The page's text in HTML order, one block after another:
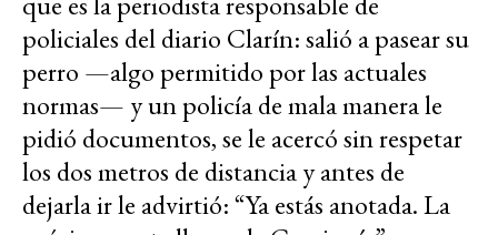
policiales del diario Clarín: salió a pasear su
perro —algo permitido por las actuales
normas— y un policía de mala manera le
pidió documentos, se le acercó sin respetar
los dos metros de distancia y antes de
dejarla ir le advirtió: “Ya estás anotada. La